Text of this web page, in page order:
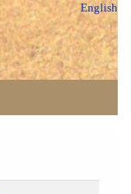
English